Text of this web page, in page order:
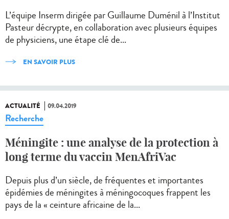
L’équipe Inserm dirigée par Guillaume Duménil à l’Institut
Pasteur décrypte, en collaboration avec plusieurs équipes
de physiciens, une étape clé de...
EN SAVOIR PLUS
ACTUALITÉ 09.04.2019
Recherche
Méningite : une analyse de la protection à
long terme du vaccin MenAfriVac
Depuis plus d’un siècle, de fréquentes et importantes
épidémies de méningites à méningocoques frappent les
pays de la « ceinture africaine de la...